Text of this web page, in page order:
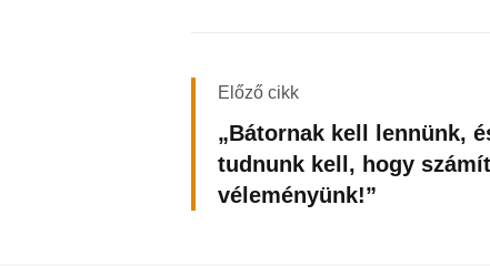
Előző cikk
„Bátornak kell lennünk,
tudnunk kell, hogy
véleményünk!”